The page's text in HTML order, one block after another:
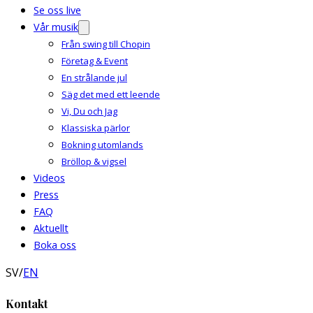
Se oss live
Vår musik
Från swing till Chopin
Företag & Event
En strålande jul
Säg det med ett leende
Vi, Du och Jag
Klassiska pärlor
Bokning utomlands
Bröllop & vigsel
Videos
Press
FAQ
Aktuellt
Boka oss
SV/EN
Kontakt